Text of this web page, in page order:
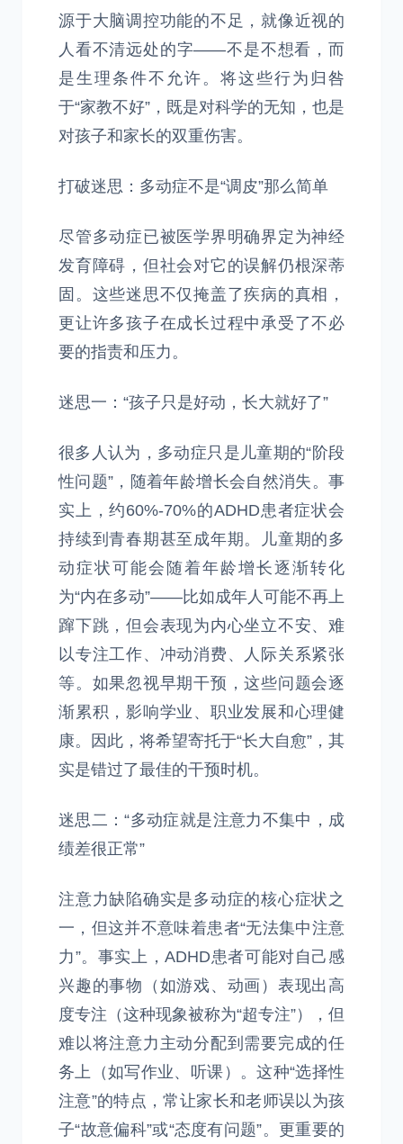
源于大脑调控功能的不足，就像近视的
人看不清远处的字——不是不想看，而
是生理条件不允许。将这些行为归咎
于“家教不好”，既是对科学的无知，也是
对孩子和家长的双重伤害。
打破迷思：多动症不是“调皮”那么简单
尽管多动症已被医学界明确界定为神经
发育障碍，但社会对它的误解仍根深蒂
固。这些迷思不仅掩盖了疾病的真相，
更让许多孩子在成长过程中承受了不必
要的指责和压力。
迷思一：“孩子只是好动，长大就好了”
很多人认为，多动症只是儿童期的“阶段
性问题”，随着年龄增长会自然消失。事
实上，约60%-70%的ADHD患者症状会
持续到青春期甚至成年期。儿童期的多
动症状可能会随着年龄增长逐渐转化
为“内在多动”——比如成年人可能不再上
蹿下跳，但会表现为内心坐立不安、难
以专注工作、冲动消费、人际关系紧张
等。如果忽视早期干预，这些问题会逐
渐累积，影响学业、职业发展和心理健
康。因此，将希望寄托于“长大自愈”，其
实是错过了最佳的干预时机。
迷思二：“多动症就是注意力不集中，成
绩差很正常”
注意力缺陷确实是多动症的核心症状之
一，但这并不意味着患者“无法集中注意
力”。事实上，ADHD患者可能对自己感
兴趣的事物（如游戏、动画）表现出高
度专注（这种现象被称为“超专注”），但
难以将注意力主动分配到需要完成的任
务上（如写作业、听课）。这种“选择性
注意”的特点，常让家长和老师误以为孩
子“故意偏科”或“态度有问题”。更重要的